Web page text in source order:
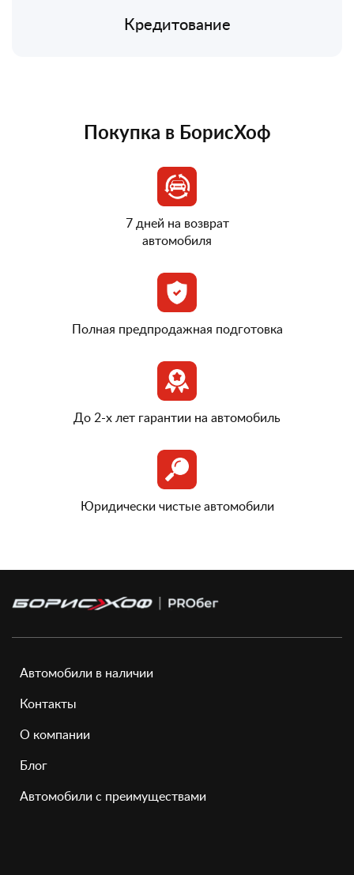
Кредитование
Покупка в БорисХоф
7 дней на возврат
автомобиля
Полная предпродажная подготовка
До 2-х лет гарантии на автомобиль
Юридически чистые автомобили
Автомобили в наличии
Контакты
О компании
Блог
Автомобили с преимуществами